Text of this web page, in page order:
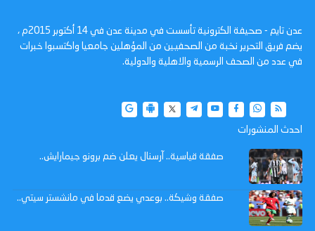
عدن تايم - صحيفة الكترونية تأسست في مدينة عدن في 14 أكتوبر 2015م ،
يضم فريق التحرير نخبة من الصحفيين من المؤهلين جامعيا واكتسبوا خبرات
في عدد من الصحف الرسمية والاهلية والدولية.
احدث المنشورات
صفقة قياسية.. آرسنال يعلن ضم برونو جيمارايش..
صفقة وشيكة.. بوعدي يضع قدما في مانشستر سيتي..